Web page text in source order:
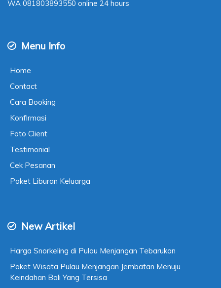
WA 081803893550 online 24 hours
Menu Info
Home
Contact
Cara Booking
Konfirmasi
Foto Client
Testimonial
Cek Pesanan
Paket Liburan Keluarga
New Artikel
Harga Snorkeling di Pulau Menjangan Tebarukan
Paket Wisata Pulau Menjangan Jembatan Menuju
Keindahan Bali Yang Tersisa